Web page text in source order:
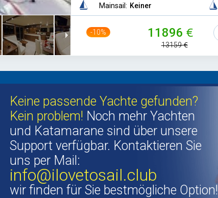
Mainsail: Keiner
-10% 11896
13159
Keine passende Yachte gefunden?
Kein problem! Noch mehr Yachten
und Katamarane sind über unsere
Support verfügbar. Kontaktieren Sie
uns per Mail:
info@ilovetosail.club
wir finden für Sie bestmögliche Option!